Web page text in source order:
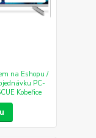
na Eshopu /
PC-
Kobeřice